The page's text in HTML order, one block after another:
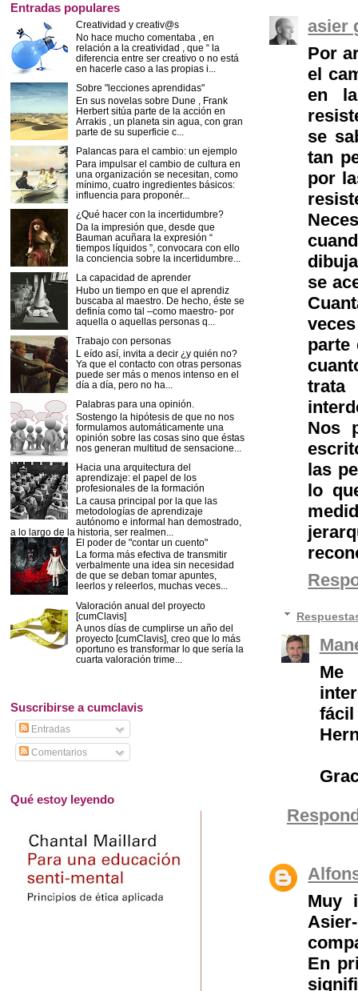
asier
Por
el
en
se
tan
por
se
parte
trata
Nos
las
lo
Me
Muy
En
Entradas populares
Creatividad y creativ@s
No hace mucho comentaba , en
relación a la creatividad , que “ la
diferencia entre ser creativo o no está
en hacerle caso a las propias i...
Sobre "lecciones aprendidas"
En sus novelas sobre Dune , Frank
Herbert sitúa parte de la acción en
Arrakis , un planeta sin agua, con gran
parte de su superficie c...
Palancas para el cambio: un ejemplo
Para impulsar el cambio de cultura en
una organización se necesitan, como
mínimo, cuatro ingredientes básicos:
influencia para proponér...
¿Qué hacer con la incertidumbre?
Da la impresión que, desde que
Bauman acuñara la expresión “
tiempos líquidos ”, convocara con ello
la conciencia sobre la incertidumbre...
La capacidad de aprender
Hubo un tiempo en que el aprendiz
buscaba al maestro. De hecho, éste se
definía como tal –como maestro- por
aquella o aquellas personas q...
Trabajo con personas
L eído así, invita a decir ¿y quién no?
Ya que el contacto con otras personas
puede ser más o menos intenso en el
día a día, pero no ha...
Palabras para una opinión.
Sostengo la hipótesis de que no nos
formulamos automáticamente una
opinión sobre las cosas sino que éstas
nos generan multitud de sensacione...
Hacia una arquitectura del
aprendizaje: el papel de los
profesionales de la formación
La causa principal por la que las
metodologías de aprendizaje
autónomo e informal han demostrado,
a lo largo de la historia, ser realmen...
El poder de "contar un cuento"
La forma más efectiva de transmitir
verbalmente una idea sin necesidad
de que se deban tomar apuntes,
leerlos y releerlos, muchas veces...
Valoración anual del proyecto
[cumClavis]
A unos días de cumplirse un año del
proyecto [cumClavis], creo que lo más
oportuno es transformar lo que sería la
cuarta valoración trime...
Suscribirse a cumclavis
Entradas
Comentarios
Qué estoy leyendo